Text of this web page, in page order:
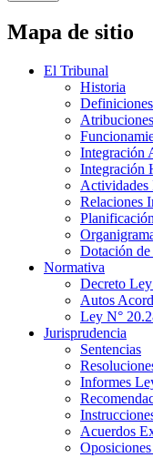
Mapa de sitio
El Tribunal
Historia
Integración
Integración
Actividades
Relaciones
Dotación de
Normativa
Decreto Ley
Autos
Ley N°
Jurisprudencia
Sentencias
Informes
Acuerdos